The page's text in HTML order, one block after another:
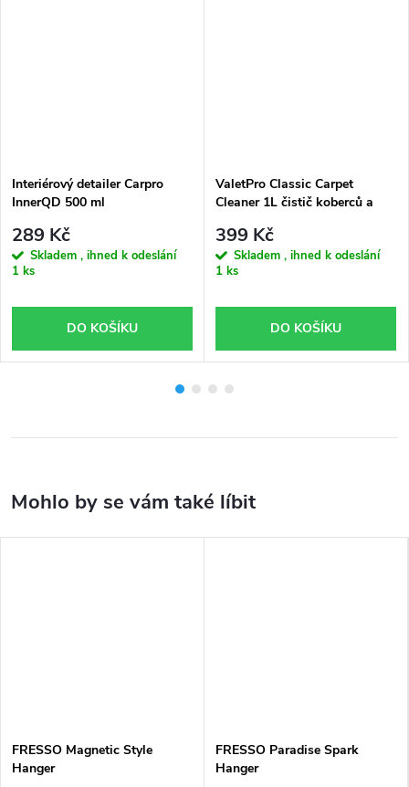
Interiérový detailer Carpro
InnerQD 500 ml
289 Kč
Skladem , ihned k odeslání
1 ks
DO KOŠÍKU
ValetPro Classic Carpet
Cleaner 1L čistič koberců a
399 Kč
Skladem , ihned k odeslání
1 ks
DO KOŠÍKU
FRESSO Magnetic Style
Hanger
FRESSO Paradise Spark
Hanger